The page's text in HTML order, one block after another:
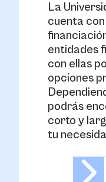
La
cuenta
entidades
con ellas
opciones
podrás
corto y
tu